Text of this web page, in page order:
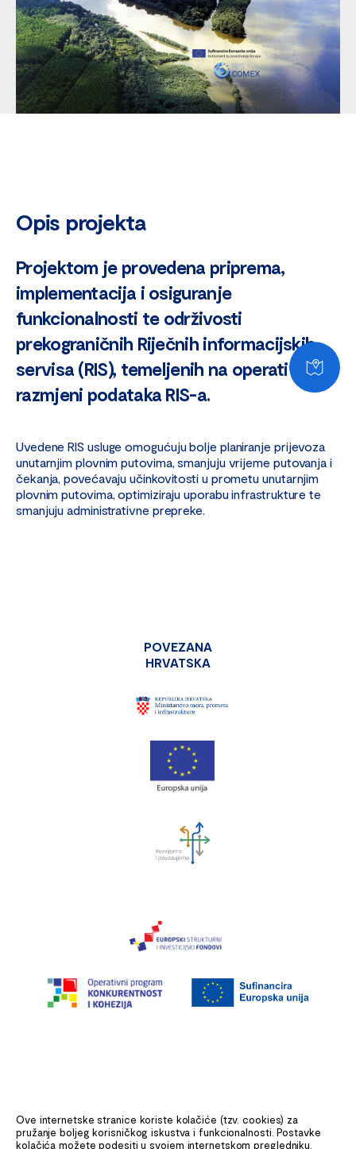
Opis projekta
Projektom je provedena priprema,
implementacija i osiguranje
funkcionalnosti te održivosti
prekograničnih Riječnih informacijskih
servisa (RIS), temeljenih na operativnoj
razmjeni podataka RIS-a.
Uvedene RIS usluge omogućuju bolje planiranje prijevoza
unutarnjim plovnim putovima, smanjuju vrijeme putovanja i
čekanja, povećavaju učinkovitosti u prometu unutarnjim
plovnim putovima, optimiziraju uporabu infrastrukture te
smanjuju administrativne prepreke.
POVEZANA
HRVATSKA
Ministarstvo mora, prometa i infrastrukture (MMPI) aktivno
Ove internetske stranice koriste kolačiće (tzv. cookies) za
pružanje boljeg korisničkog iskustva i funkcionalnosti. Postavke
kolačića možete podesiti u svojem internetskom pregledniku.